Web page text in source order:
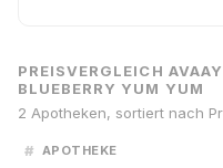
PREISVERGLEICH
BLUEBERRY YUM YUM
2 Apotheken, sortiert nach
# APOTHEKE